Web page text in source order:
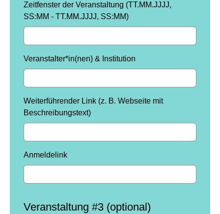
Zeitfenster der Veranstaltung (TT.MM.JJJJ,
SS:MM - TT.MM.JJJJ, SS:MM)
Veranstalter*in(nen) & Institution
Weiterführender Link (z. B. Webseite mit
Beschreibungstext)
Anmeldelink
Veranstaltung #3 (optional)